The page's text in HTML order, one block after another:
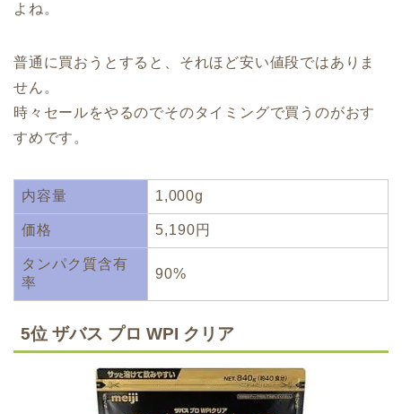
よね。
普通に買おうとすると、それほど安い値段ではありま
せん。
時々セールをやるのでそのタイミングで買うのがおす
すめです。
内容量 1,000g
価格 5,190円
タンパク質含有
率
90%
5位 ザバス プロ WPI クリア